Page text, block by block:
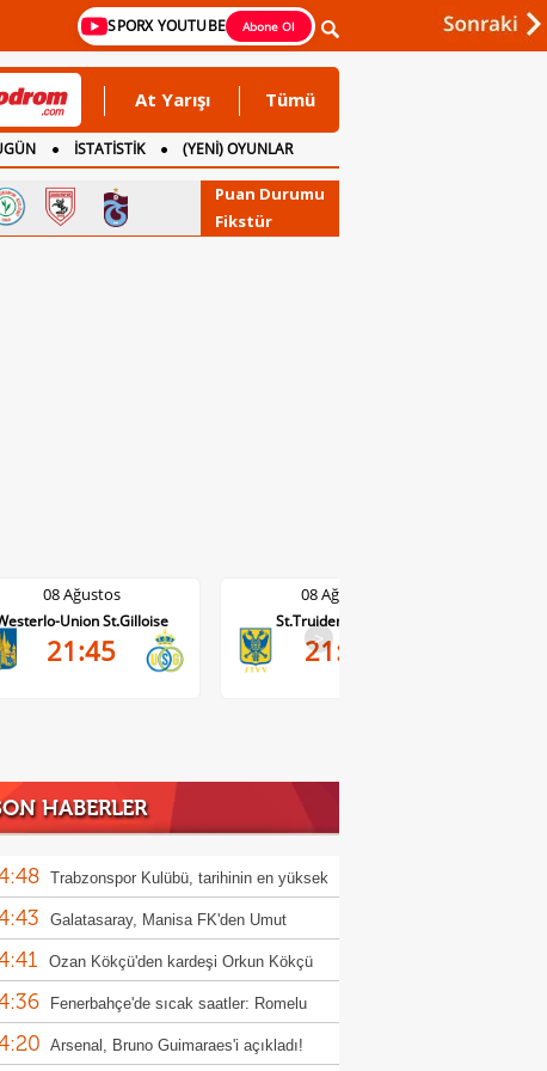
SPORX YOUTUBE Abone Ol
At Yarışı Tümü
İSTATİSTİK
(YENİ) OYUNLAR
Puan Durumu
Fikstür
08 Ağustos
Union St.Gilloise
21:45
08 Ağustos
St.Truiden-Lommel
21:45
>
HABERLER
Trabzonspor Kulübü, tarihinin en yüksek
satışını yaptı!
Galatasaray, Manisa FK'den Umut
kadrosuna kattı
Ozan Kökçü'den kardeşi Orkun Kökçü
açıklama!Fenerbahçe'de sıcak saatler: Romelu
Arsenal, Bruno Guimaraes'i açıkladı!